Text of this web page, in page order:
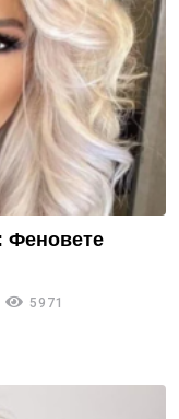
Феновете
5971